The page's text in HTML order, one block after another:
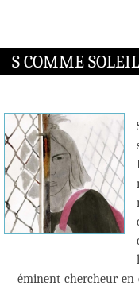
S COMME
éminent chercheur